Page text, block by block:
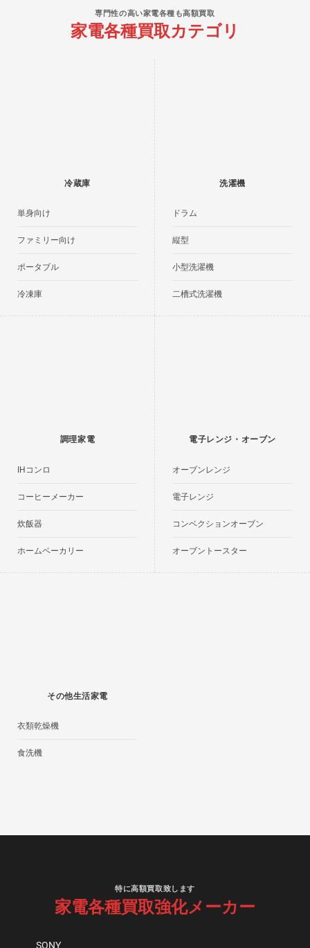
専門性の高い家電各種も高額買取
家電各種買取カテゴリ
冷蔵庫
単身向け
ファミリー向け
ポータブル
冷凍庫
洗濯機
ドラム
縦型
小型洗濯機
二槽式洗濯機
調理家電
IHコンロ
コーヒーメーカー
炊飯器
ホームベーカリー
電子レンジ・オーブン
オーブンレンジ
電子レンジ
コンベクションオーブン
オーブントースター
その他生活家電
衣類乾燥機
食洗機
特に高額買取致します
家電各種買取強化メーカー